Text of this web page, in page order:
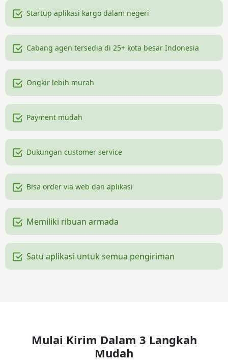
Startup aplikasi kargo dalam negeri
Cabang agen tersedia di 25+ kota besar Indonesia
Ongkir lebih murah
Payment mudah
Dukungan customer service
Bisa order via web dan aplikasi
Memiliki ribuan armada
Satu aplikasi untuk semua pengiriman
Mulai Kirim Dalam 3 Langkah
Mudah